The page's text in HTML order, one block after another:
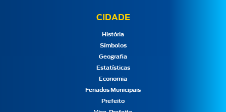
CIDADE
História
Símbolos
Geografia
Estatísticas
Economia
Feriados Municipais
Prefeito